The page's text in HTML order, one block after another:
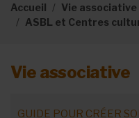
Accueil Vie associative
ASBL et Centres
Vie associative
GUIDE POUR CRÉER